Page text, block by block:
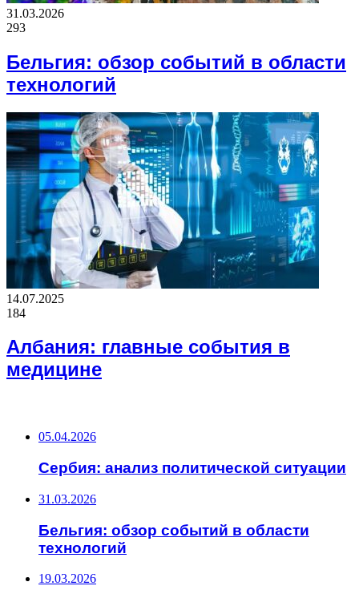
31.03.2026
293
Бельгия: обзор событий в области
технологий
14.07.2025
184
Албания: главные события в
медицине
05.04.2026
Сербия: анализ политической ситуации
31.03.2026
Бельгия: обзор событий в области
технологий
19.03.2026